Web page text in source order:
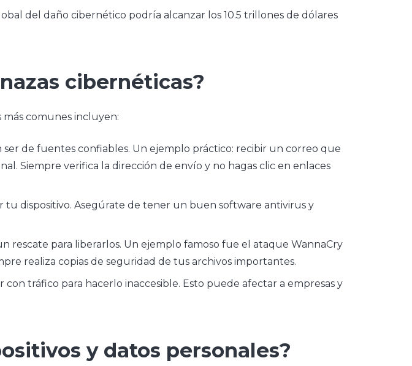
del daño cibernético podría alcanzar los 10.5 trillones de dólares
cibernéticas?
más comunes incluyen:
de fuentes confiables. Un ejemplo práctico: recibir un correo que
Siempre verifica la dirección de envío y no hagas clic en enlaces
dispositivo. Asegúrate de tener un buen software antivirus y
rescate para liberarlos. Un ejemplo famoso fue el ataque WannaCry
realiza copias de seguridad de tus archivos importantes.
con tráfico para hacerlo inaccesible. Esto puede afectar a empresas y
y datos personales?